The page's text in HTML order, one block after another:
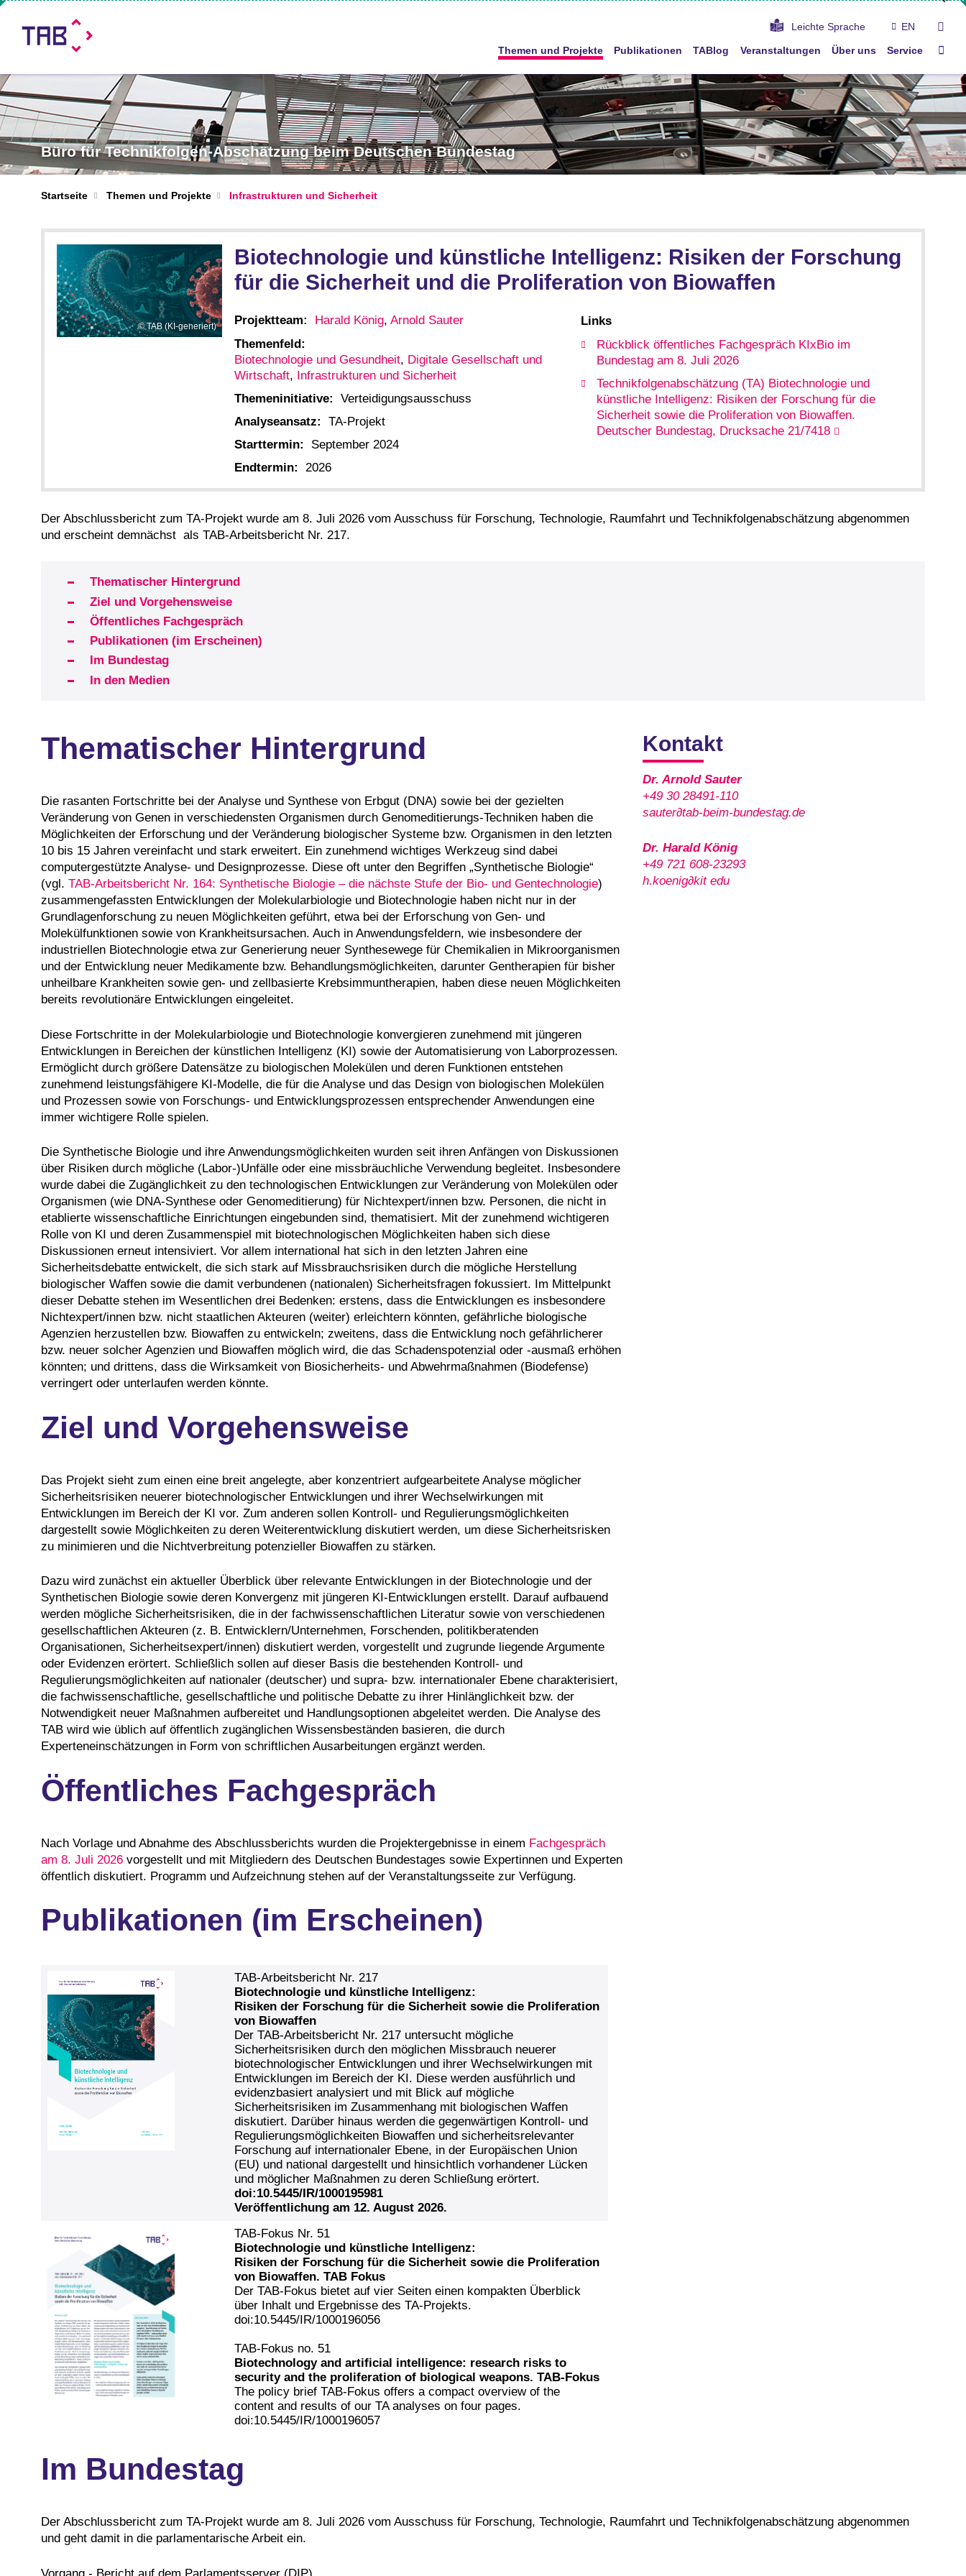
Leichte Sprache EN
Themen und Projekte Publikationen TABlog Veranstaltungen Über uns Service
Büro für Technikfolgen-Abschätzung beim Deutschen Bundestag
Startseite Themen und Projekte Infrastrukturen und Sicherheit
TAB (KI-generiert)
Biotechnologie und künstliche Intelligenz: Risiken der Forschung
für die Sicherheit und die Proliferation von Biowaffen
Projektteam: Harald König, Arnold Sauter
Themenfeld:
Biotechnologie und Gesundheit, Digitale Gesellschaft und
Wirtschaft, Infrastrukturen und Sicherheit
Themeninitiative:
Verteidigungsausschuss
Analyseansatz:
TA-Projekt
Starttermin:
September 2024
Endtermin:
2026
Links
Rückblick öffentliches Fachgespräch KIxBio im
Bundestag am 8. Juli 2026
Technikfolgenabschätzung (TA) Biotechnologie und
künstliche Intelligenz: Risiken der Forschung für die
Sicherheit sowie die Proliferation von Biowaffen.
Deutscher Bundestag, Drucksache 21/7418
Der Abschlussbericht zum TA-Projekt wurde am 8. Juli 2026 vom Ausschuss für Forschung, Technologie, Raumfahrt und Technikfolgenabschätzung abgenommen
und erscheint demnächst als TAB-Arbeitsbericht Nr. 217.
Thematischer Hintergrund
Ziel und Vorgehensweise
Öffentliches Fachgespräch
Publikationen (im Erscheinen)
Im Bundestag
In den Medien
Thematischer Hintergrund
Die rasanten Fortschritte bei der Analyse und Synthese von Erbgut (DNA) sowie bei der gezielten
Veränderung von Genen in verschiedensten Organismen durch Genomeditierungs-Techniken haben die
Möglichkeiten der Erforschung und der Veränderung biologischer Systeme bzw. Organismen in den letzten
10 bis 15 Jahren vereinfacht und stark erweitert. Ein zunehmend wichtiges Werkzeug sind dabei
computergestützte Analyse- und Designprozesse. Diese oft unter den Begriffen „Synthetische Biologie“
(vgl. TAB-Arbeitsbericht Nr. 164: Synthetische Biologie – die nächste Stufe der Bio- und Gentechnologie)
zusammengefassten Entwicklungen der Molekularbiologie und Biotechnologie haben nicht nur in der
Grundlagenforschung zu neuen Möglichkeiten geführt, etwa bei der Erforschung von Gen- und
Molekülfunktionen sowie von Krankheitsursachen. Auch in Anwendungsfeldern, wie insbesondere der
industriellen Biotechnologie etwa zur Generierung neuer Synthesewege für Chemikalien in Mikroorganismen
und der Entwicklung neuer Medikamente bzw. Behandlungsmöglichkeiten, darunter Gentherapien für bisher
unheilbare Krankheiten sowie gen- und zellbasierte Krebsimmuntherapien, haben diese neuen Möglichkeiten
bereits revolutionäre Entwicklungen eingeleitet.
Diese Fortschritte in der Molekularbiologie und Biotechnologie konvergieren zunehmend mit jüngeren
Entwicklungen in Bereichen der künstlichen Intelligenz (KI) sowie der Automatisierung von Laborprozessen.
Ermöglicht durch größere Datensätze zu biologischen Molekülen und deren Funktionen entstehen
zunehmend leistungsfähigere KI-Modelle, die für die Analyse und das Design von biologischen Molekülen
und Prozessen sowie von Forschungs- und Entwicklungsprozessen entsprechender Anwendungen eine
immer wichtigere Rolle spielen.
Die Synthetische Biologie und ihre Anwendungsmöglichkeiten wurden seit ihren Anfängen von Diskussionen
über Risiken durch mögliche (Labor-)Unfälle oder eine missbräuchliche Verwendung begleitet. Insbesondere
wurde dabei die Zugänglichkeit zu den technologischen Entwicklungen zur Veränderung von Molekülen oder
Organismen (wie DNA-Synthese oder Genomeditierung) für Nichtexpert/innen bzw. Personen, die nicht in
etablierte wissenschaftliche Einrichtungen eingebunden sind, thematisiert. Mit der zunehmend wichtigeren
Rolle von KI und deren Zusammenspiel mit biotechnologischen Möglichkeiten haben sich diese
Diskussionen erneut intensiviert. Vor allem international hat sich in den letzten Jahren eine
Sicherheitsdebatte entwickelt, die sich stark auf Missbrauchsrisiken durch die mögliche Herstellung
biologischer Waffen sowie die damit verbundenen (nationalen) Sicherheitsfragen fokussiert. Im Mittelpunkt
dieser Debatte stehen im Wesentlichen drei Bedenken: erstens, dass die Entwicklungen es insbesondere
Nichtexpert/innen bzw. nicht staatlichen Akteuren (weiter) erleichtern könnten, gefährliche biologische
Agenzien herzustellen bzw. Biowaffen zu entwickeln; zweitens, dass die Entwicklung noch gefährlicherer
bzw. neuer solcher Agenzien und Biowaffen möglich wird, die das Schadenspotenzial oder ‑ausmaß erhöhen
könnten; und drittens, dass die Wirksamkeit von Biosicherheits- und Abwehrmaßnahmen (Biodefense)
verringert oder unterlaufen werden könnte.
Ziel und Vorgehensweise
Das Projekt sieht zum einen eine breit angelegte, aber konzentriert aufgearbeitete Analyse möglicher
Sicherheitsrisiken neuerer biotechnologischer Entwicklungen und ihrer Wechselwirkungen mit
Entwicklungen im Bereich der KI vor. Zum anderen sollen Kontroll- und Regulierungsmöglichkeiten
dargestellt sowie Möglichkeiten zu deren Weiterentwicklung diskutiert werden, um diese Sicherheitsrisken
zu minimieren und die Nichtverbreitung potenzieller Biowaffen zu stärken.
Dazu wird zunächst ein aktueller Überblick über relevante Entwicklungen in der Biotechnologie und der
Synthetischen Biologie sowie deren Konvergenz mit jüngeren KI-Entwicklungen erstellt. Darauf aufbauend
werden mögliche Sicherheitsrisiken, die in der fachwissenschaftlichen Literatur sowie von verschiedenen
gesellschaftlichen Akteuren (z. B. Entwicklern/Unternehmen, Forschenden, politikberatenden
Organisationen, Sicherheitsexpert/innen) diskutiert werden, vorgestellt und zugrunde liegende Argumente
oder Evidenzen erörtert. Schließlich sollen auf dieser Basis die bestehenden Kontroll- und
Regulierungsmöglichkeiten auf nationaler (deutscher) und supra- bzw. internationaler Ebene charakterisiert,
die fachwissenschaftliche, gesellschaftliche und politische Debatte zu ihrer Hinlänglichkeit bzw. der
Notwendigkeit neuer Maßnahmen aufbereitet und Handlungsoptionen abgeleitet werden. Die Analyse des
TAB wird wie üblich auf öffentlich zugänglichen Wissensbeständen basieren, die durch
Experteneinschätzungen in Form von schriftlichen Ausarbeitungen ergänzt werden.
Öffentliches Fachgespräch
Nach Vorlage und Abnahme des Abschlussberichts wurden die Projektergebnisse in einem Fachgespräch
am 8. Juli 2026 vorgestellt und mit Mitgliedern des Deutschen Bundestages sowie Expertinnen und Experten
öffentlich diskutiert. Programm und Aufzeichnung stehen auf der Veranstaltungsseite zur Verfügung.
Kontakt
Dr. Arnold Sauter
+49 30 28491-110
sauter∂tab-beim-bundestag.de
Dr. Harald König
+49 721 608-23293
h.koenig∂kit edu
Publikationen (im Erscheinen)
TAB-Arbeitsbericht Nr. 217
Biotechnologie und künstliche Intelligenz:
Risiken der Forschung für die Sicherheit sowie die Proliferation
von Biowaffen
Der TAB‑Arbeitsbericht Nr. 217 untersucht mögliche
Sicherheitsrisiken durch den möglichen Missbrauch neuerer
biotechnologischer Entwicklungen und ihrer Wechselwirkungen mit
Entwicklungen im Bereich der KI. Diese werden ausführlich und
evidenzbasiert analysiert und mit Blick auf mögliche
Sicherheitsrisiken im Zusammenhang mit biologischen Waffen
diskutiert. Darüber hinaus werden die gegenwärtigen Kontroll- und
Regulierungsmöglichkeiten Biowaffen und sicherheitsrelevanter
Forschung auf internationaler Ebene, in der Europäischen Union
(EU) und national dargestellt und hinsichtlich vorhandener Lücken
und möglicher Maßnahmen zu deren Schließung erörtert.
doi:10.5445/IR/1000195981
Veröffentlichung am 12. August 2026.
TAB-Fokus Nr. 51
Biotechnologie und künstliche Intelligenz:
Risiken der Forschung für die Sicherheit sowie die Proliferation
von Biowaffen. TAB Fokus
Der TAB-Fokus bietet auf vier Seiten einen kompakten Überblick
über Inhalt und Ergebnisse des TA-Projekts.
doi:10.5445/IR/1000196056
TAB-Fokus no. 51
Biotechnology and artificial intelligence: research risks to
security and the proliferation of biological weapons. TAB-Fokus
The policy brief TAB-Fokus offers a compact overview of the
content and results of our TA analyses on four pages.
doi:10.5445/IR/1000196057
Im Bundestag
Der Abschlussbericht zum TA-Projekt wurde am 8. Juli 2026 vom Ausschuss für Forschung, Technologie, Raumfahrt und Technikfolgenabschätzung abgenommen
und geht damit in die parlamentarische Arbeit ein.
Vorgang - Bericht auf dem Parlamentsserver (DIP)